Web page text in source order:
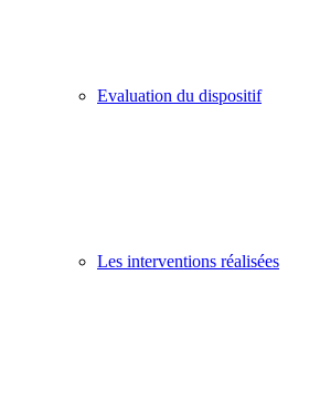
Evaluation du dispositif
Les interventions réalisées